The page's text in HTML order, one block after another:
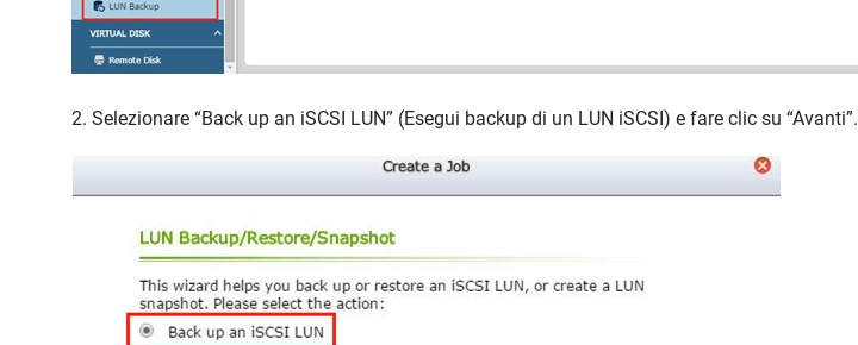
2. Selezionare “Back up an iSCSI LUN” (Esegui backup di un LUN iSCSI) e fare clic su “Avanti”.